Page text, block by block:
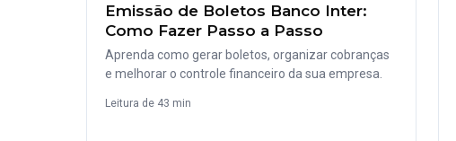
Emissão de Boletos Banco Inter:
Como Fazer Passo a Passo
Aprenda como gerar boletos, organizar cobranças
e melhorar o controle financeiro da sua empresa.
Leitura de 43 min